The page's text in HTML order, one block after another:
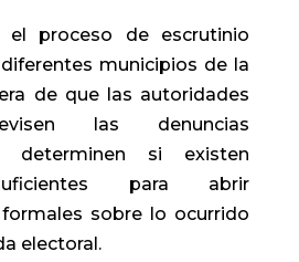
el proceso de escrutinio
municipios de la
de que las autoridades
las denuncias
determinen si existen
para abrir
sobre lo ocurrido
electoral.